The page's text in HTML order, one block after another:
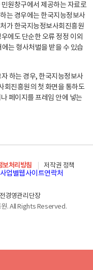
원창구에서 제공하는 자료로
는 경우에는 한국지능정보사
가 한국지능정보사회진흥원
에도 단순한 오류 정정 이외
는 형사처벌을 받을 수 있습
하는 경우, 한국지능정보사
회진흥원의 첫 화면을 통하도
페이지를 프레임 안에 넣는
보처리방침
저작권 정책
사업별웹사이트연락처
경영관리단장
. All Rights Reserved.